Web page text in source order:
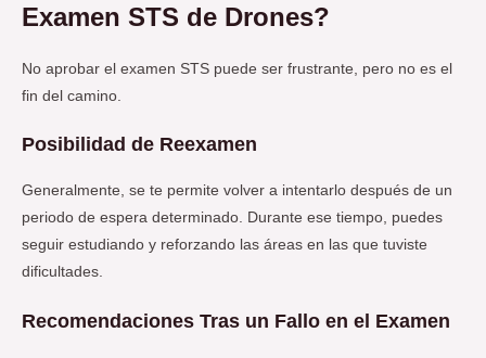
Examen STS de Drones?
No aprobar el examen STS puede ser frustrante, pero no es el
fin del camino.
Posibilidad de Reexamen
Generalmente, se te permite volver a intentarlo después de un
periodo de espera determinado. Durante ese tiempo, puedes
seguir estudiando y reforzando las áreas en las que tuviste
dificultades.
Recomendaciones Tras un Fallo en el Examen